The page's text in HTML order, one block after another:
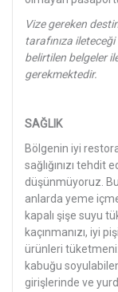
Vize gereken
tarafınıza
belirtilen belgeler
gerekmektedir.
SAĞLIK
Bölgenin iyi
sağlığınızı tehdit
düşünmüyoruz.
anlarda yeme
kapalı şişe suyu
kaçınmanızı, iyi
ürünleri
kabuğu
girişlerinde ve